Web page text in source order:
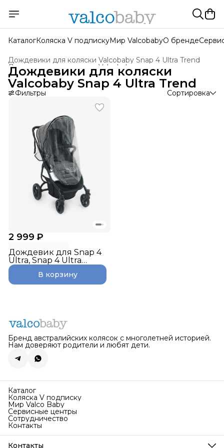
КаталогКоляска V подпискуМир ValcobabyО бренде
Дождевики для коляски Valcobaby Snap 4 Ultra Trend
Дождевики для колясок Valcobaby ›
Аксессуары для колясок ›
Главная ›
Дождевики для коляски
Valcobaby Snap 4 Ultra Trend
Фильтры Сортировка
2 999 ₽
Дождевик для Snap 4
Ultra, Snap 4 Ultra
Trend
В корзину
Бренд австралийских колясок с многолетней историей.
Нам доверяют родители и любят дети.
Каталог
Коляска V подписку
Мир Valco Baby
Сервисные центры
Сотрудничество
Контакты
Контакты